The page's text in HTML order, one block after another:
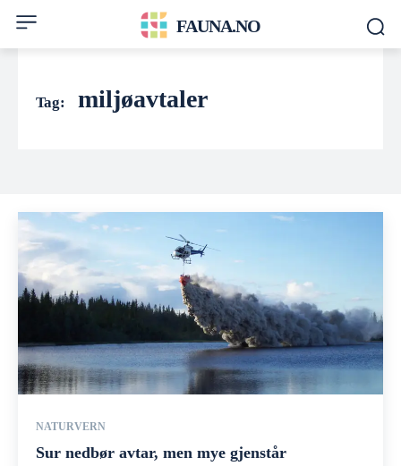
FAUNA.NO
Tag: miljøavtaler
NATURVERN
Sur nedbør avtar, men mye gjenstår